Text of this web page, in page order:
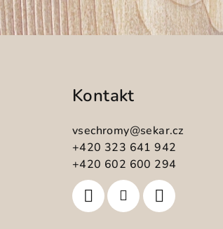
Kontakt
vsechromy@sekar.cz
+420 323 641 942
+420 602 600 294